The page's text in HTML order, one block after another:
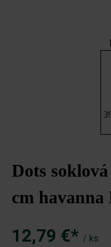
Dots
cm havanna
12,79 €* / ks